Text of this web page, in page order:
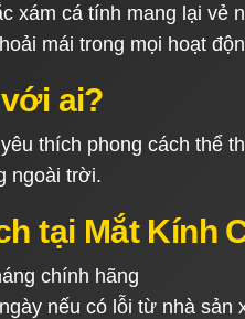
xám cá tính mang lại vẻ
mái trong mọi hoạt
ai?
thích phong cách thể
ngoài trời.
tại Mắt Kính
chính hãng
nếu có lỗi từ nhà sản